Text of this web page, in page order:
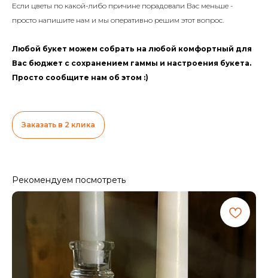
Если цветы по какой-либо причине порадовали Вас меньше -
просто напишите нам и мы оперативно решим этот вопрос.
Любой букет можем собрать на любой комфортный для
Вас бюджет с сохранением гаммы и настроения букета.
Просто сообщите нам об этом :)
Заказать в 2 клика
Рекомендуем посмотреть